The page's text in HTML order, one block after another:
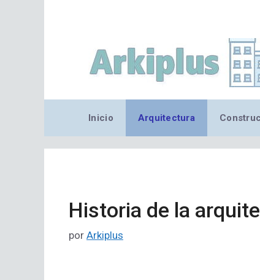
Inicio Arquitectura
Historia de la
por Arkiplus